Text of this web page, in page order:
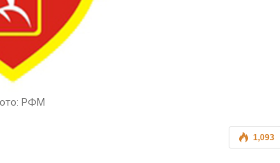
РФМ
1,093